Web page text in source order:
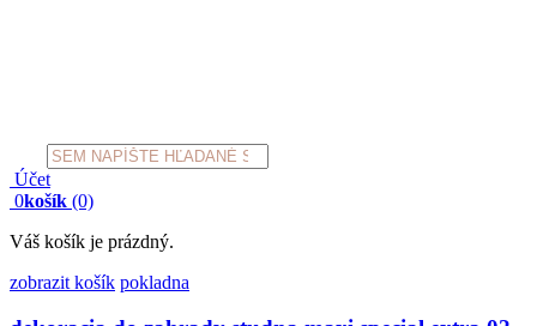
Products
search
Účet
0košík (0)
Váš košík je prázdný.
zobrazit košík pokladna